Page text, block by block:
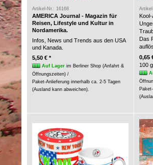
Artikel-Nr.: 16168
AMERICA Journal - Magazin für
Reisen, Lifestyle und Kultur in
Nordamerika.
Infos, News und Trends aus den USA
und Kanada.
5,50 € *
Auf Lagerim Berliner Shop (Anfahrt &
Öffnungszeiten) /
Paket-Anlieferung innerhalb ca. 2-5 Tagen
(Ausland kann abweichen).
Das
0,65
100